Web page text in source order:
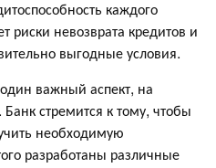
каждого
невозврата кредитов и
выгодные условия.
важный аспект, на
стремится к тому, чтобы
необходимую
разработаны различные